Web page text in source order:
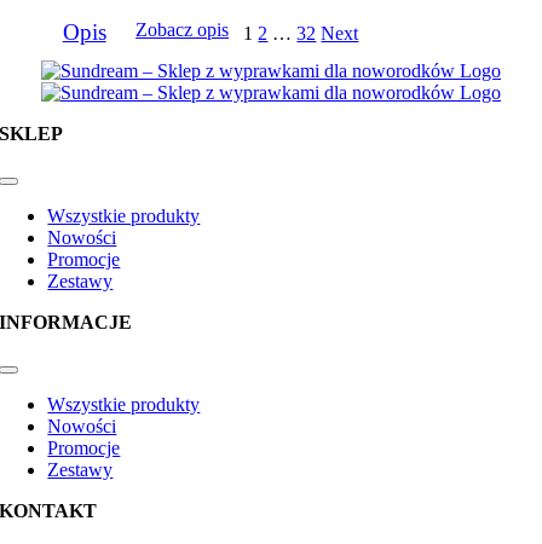
Opis Zobacz opis 1 2 … 32 Next
SKLEP
Toggle
NavigationWszystkie produkty
Nowości
Promocje
Zestawy
INFORMACJE
Toggle
NavigationWszystkie produkty
Nowości
Promocje
Zestawy
KONTAKT